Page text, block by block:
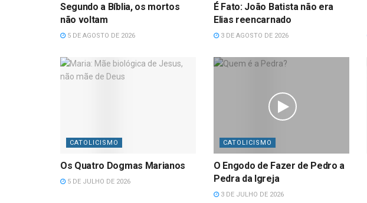
Segundo a Bíblia, os mortos
não voltam
5 DE AGOSTO DE 2026
É Fato: João Batista não era
Elias reencarnado
3 DE AGOSTO DE 2026
CATOLICISMO
Os Quatro Dogmas Marianos
5 DE JULHO DE 2026
CATOLICISMO
O Engodo de Fazer de Pedro a
Pedra da Igreja
3 DE JULHO DE 2026